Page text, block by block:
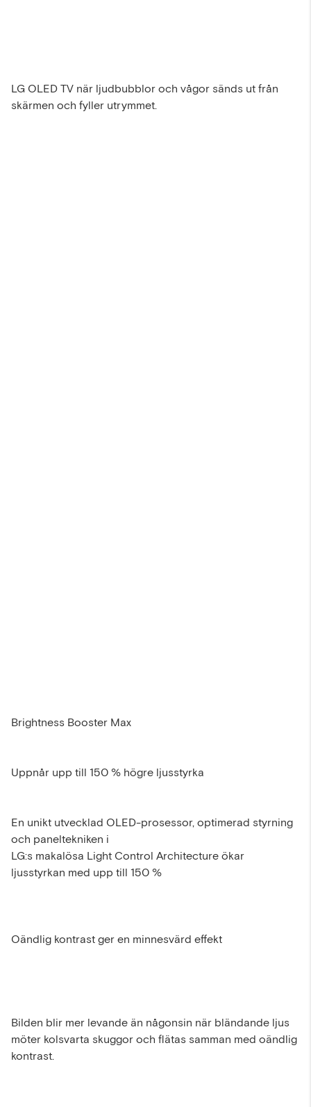
LG OLED TV när ljudbubblor och vågor sänds ut från
skärmen och fyller utrymmet.
Brightness Booster Max
Uppnår upp till 150 % högre ljusstyrka
En unikt utvecklad OLED-prosessor, optimerad styrning
och paneltekniken i
LG:s makalösa Light Control Architecture ökar
ljusstyrkan med upp till 150 %
Oändlig kontrast ger en minnesvärd effekt
Bilden blir mer levande än någonsin när bländande ljus
möter kolsvarta skuggor och flätas samman med oändlig
kontrast.